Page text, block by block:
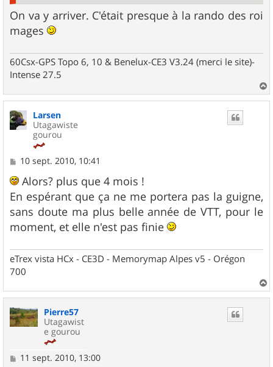
On va y arriver. C'était presque à la rando des roi
mages
60Csx-GPS Topo 6, 10 & Benelux-CE3 V3.24 (merci le site)-
Intense 27.5
a
Larsen
Utagawiste
gourou
M
s
a
g
e
10 sept. 2010, 10:41
Alors? plus que 4 mois !
En espérant que ça ne me portera pas la guigne,
sans doute ma plus belle année de VTT, pour le
moment, et elle n'est pas finie
eTrex vista HCx - CE3D - Memorymap Alpes v5 - Orégon
700
a
Pierre57
Utagawist
e gourou
M11 sept. 2010, 13:00